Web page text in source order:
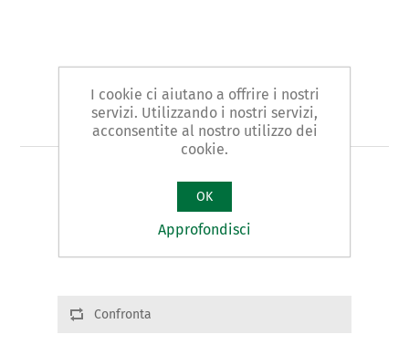
Art. 17 - tagliatubi
TAGLIATUBI tipo TELESCOPICO
Varianti prodotto
Confronta
I cookie ci aiutano a offrire i nostri
servizi. Utilizzando i nostri servizi,
acconsentite al nostro utilizzo dei
cookie.
OK
Approfondisci